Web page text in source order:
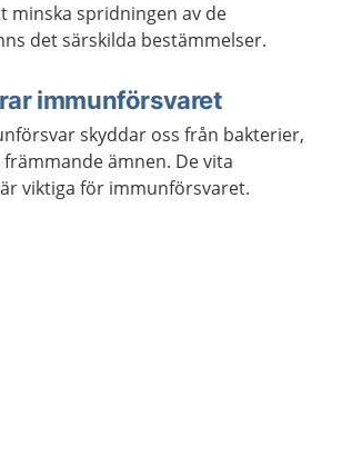
minska spridningen av de
det särskilda bestämmelser.
immunförsvaret
skyddar oss från bakterier,
ämnen. De vita
viktiga för immunförsvaret.